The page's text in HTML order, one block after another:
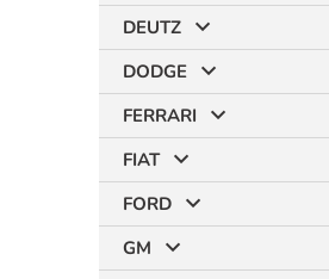
DEUTZ
DODGE
FERRARI
FIAT
FORD
GM